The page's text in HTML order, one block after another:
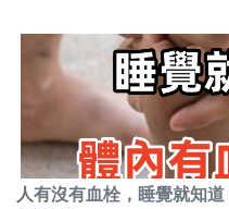
人有沒有血栓，睡覺就知